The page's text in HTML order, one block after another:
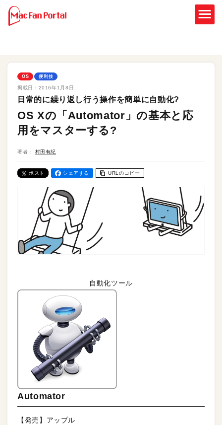
OS 便利技
掲載日： 2016年1月8日
日常的に繰り返し行う操作を簡単に自動化?
OS Xの「Automator」の基本と応
用をマスターする?
著者： 村田有紀
ポスト シェアする URLのコピー
自動化ツール
Automator
【発売】アップル